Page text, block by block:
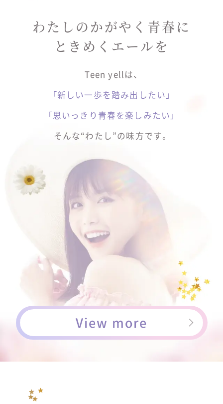
わたしのかがやく青春に
ときめくエールを
Teen yellは、
「新しい一歩を踏み出したい」
「思いっきり青春を楽しみたい」
そんな“わたし”の味方です。
View more